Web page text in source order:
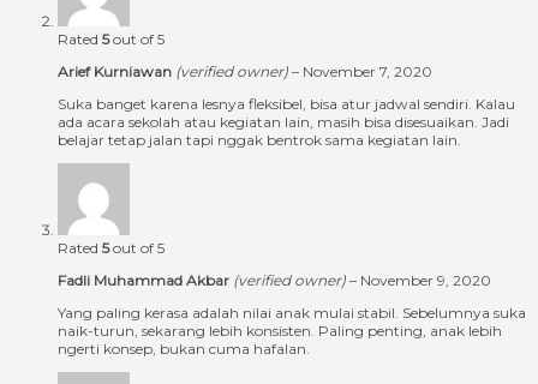
Rated 5out of 5
Arief Kurniawan (verified owner) – November 7, 2020
Suka banget karena lesnya fleksibel, bisa atur jadwal sendiri. Kalau
ada acara sekolah atau kegiatan lain, masih bisa disesuaikan. Jadi
belajar tetap jalan tapi nggak bentrok sama kegiatan lain.
Rated 5out of 5
Fadli Muhammad Akbar (verified owner) – November 9, 2020
Yang paling kerasa adalah nilai anak mulai stabil. Sebelumnya suka
naik-turun, sekarang lebih konsisten. Paling penting, anak lebih
ngerti konsep, bukan cuma hafalan.